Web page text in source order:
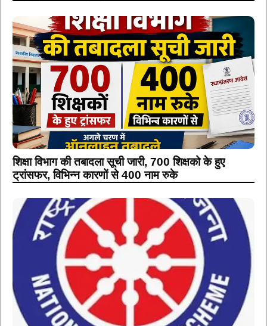
शिक्षा विभाग की तबादला सूची जारी, 700 शिक्षको के हुए
ट्रांसफर, विभिन्न कारणों से 400 नाम रुके